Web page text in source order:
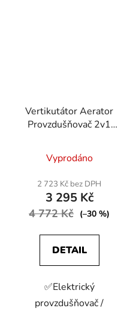
Vertikutátor Aerator
Provzdušňovač 2v1
hodnocení
produktu
je
4,3
5
Vyprodáno
2 723 Kč bez DPH
3 295 Kč
4 772 Kč (–30 %)
DETAIL
✅Elektrický
provzdušňovač /